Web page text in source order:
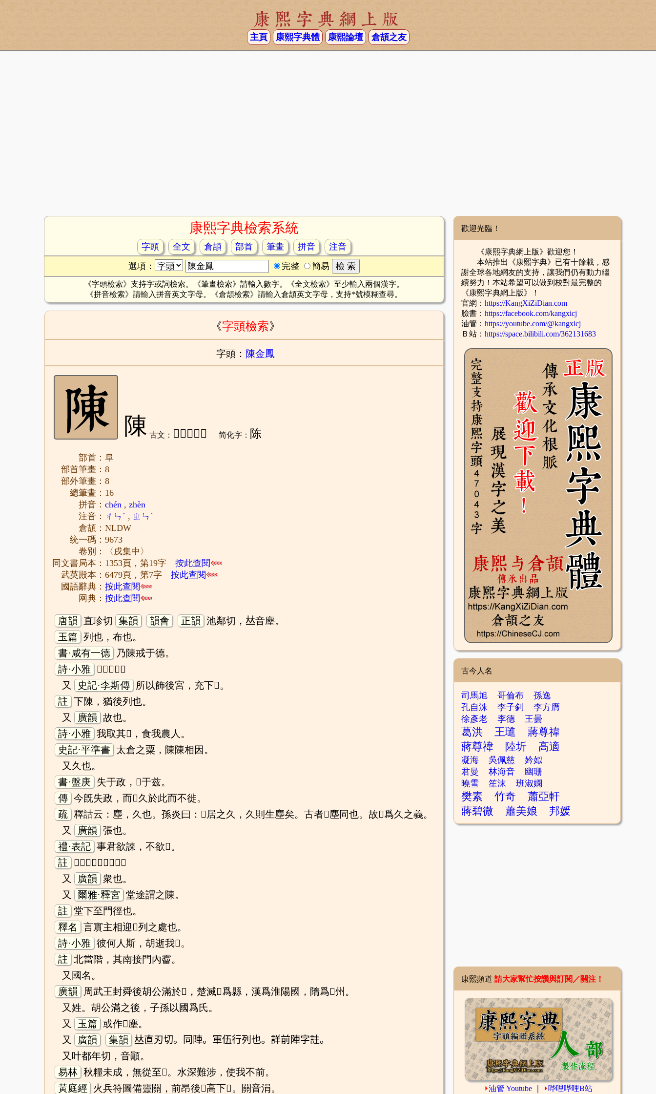
康熙字典網上版
主頁 康熙字典體 康熙論壇 倉頡之友
康熙字典檢索系統
字頭 全文 倉頡 部首 筆畫 拼音
注音
選項：
完整 簡易
《字頭檢索》支持字或詞檢索。《筆畫檢索》請輸入數字。《全文檢索》至少輸入兩個漢字。
《拼音檢索》請輸入拼音英文字母。《倉頡檢索》請輸入倉頡英文字母，支持*號模糊查尋。
《字頭檢索》
字頭： 陳金鳳
陳 古文： 𨸬、軙、敶 简化字： 陈
部首：阜
部首筆畫：8
部外筆畫：8
總筆畫：16
拼音：chén ,zhèn
注音：
ㄔㄣˊ , ㄓㄣˋ
倉頡：NLDW
统一碼：9673
卷別：〈戌集中〉
同文書局本：1353頁，第19字按此查閱
武英殿本：6479頁，第7字按此查閱
國語辭典：按此查閱
网典：按此查閱
唐韻 直珍切 集韻 韻會 正韻 池鄰切，𠀤音塵。
玉篇 列也，布也。
書·咸有一德
乃陳戒于德。
詩·小雅 𨻰饋八簋。
又
史記·李斯傳
所以飾後宮，充下𨻰。
註 下陳，猶後列也。
又
廣韻 故也。
詩·小雅 我取其𨻰，食我農人。
史記·平準書 太倉之粟，陳陳相因。
又久也。
書·盤庚 失于政，𨻰于兹。
傳 今旣失政，而𨻰久於此而不徙。
疏 釋詁云：塵，久也。孫炎曰：𨻰居之久，久則生塵矣。古者𨻰塵同也。故𨻰爲久之義。
又
廣韻 張也。
禮·表記 事君欲諫，不欲𨻰。
註
𨻰謂言其過於外也。
又
廣韻 衆也。
又
爾雅·釋宮 堂途謂之陳。
註 堂下至門徑也。
釋名
言賔主相迎𨻰列之處也。
詩·小雅 彼何人斯，胡逝我𨻰。
註 北當階，其南接門內霤。
又國名。
廣韻
周武王封舜後胡公滿於𨻰，楚滅𨻰爲縣，漢爲淮陽國，隋爲𨻰州。
又姓。胡公滿之後，子孫以國爲氏。
又
玉篇 或作𢽬塵。
又
廣韻 集韻
𠀤直刃切。同陣。軍伍行列也。詳前陣字註。
又叶都年切，音顚。
易林 秋糧未成，無從至𨻰。水深難涉，使我不前。
黃庭經
火兵符圖備靈關，前昂後𤰞高下𨻰。關音涓。
歡迎光臨！
《康熙字典網上版》歡迎您！
本站推出《康熙字典》已有十餘載，感
謝全球各地網友的支持，讓我們仍有動力繼
續努力！本站希望可以做到校對最完整的
《康熙字典網上版》！
官網： https://KangXiZiDian.com
臉書： https://facebook.com/kangxicj
油管： https://youtube.com/@kangxicj
Ｂ站： https://space.bilibili.com/362131683
古今人名
司馬旭 哥倫布
孫逸
孔自洙
李子釗
李方膺
徐彥老
李德 王曇
葛洪 王璡
蔣尊禕
蔣尊禕
陸圻 高適
凝海 吳佩慈
妗姒
君曼
林海音
幽珊
曉雪
笙沫 班淑嫻
樊素 竹奇
蕭亞軒
蔣碧微
蕭美娘 邦媛
康熙頻道 請大家幫忙按讚與訂閱／關注！
⏵油管 Youtube ⏵哔哩哔哩B站